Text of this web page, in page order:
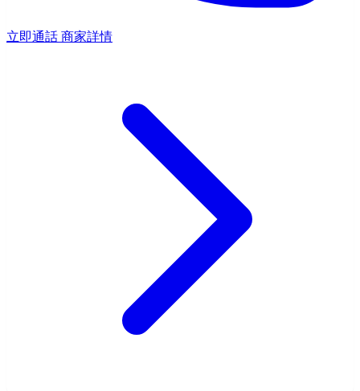
立即通話 商家詳情